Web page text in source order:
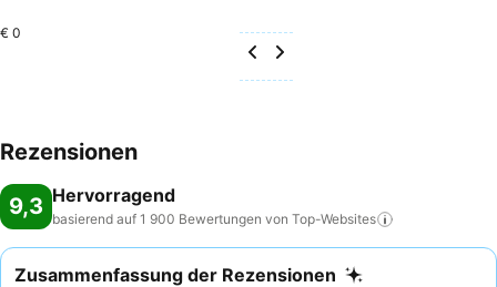
€ 0
Rezensionen
9,3 Hervorragend
basierend auf 1 900 Bewertungen von Top-Websites
Zusammenfassung der Rezensionen